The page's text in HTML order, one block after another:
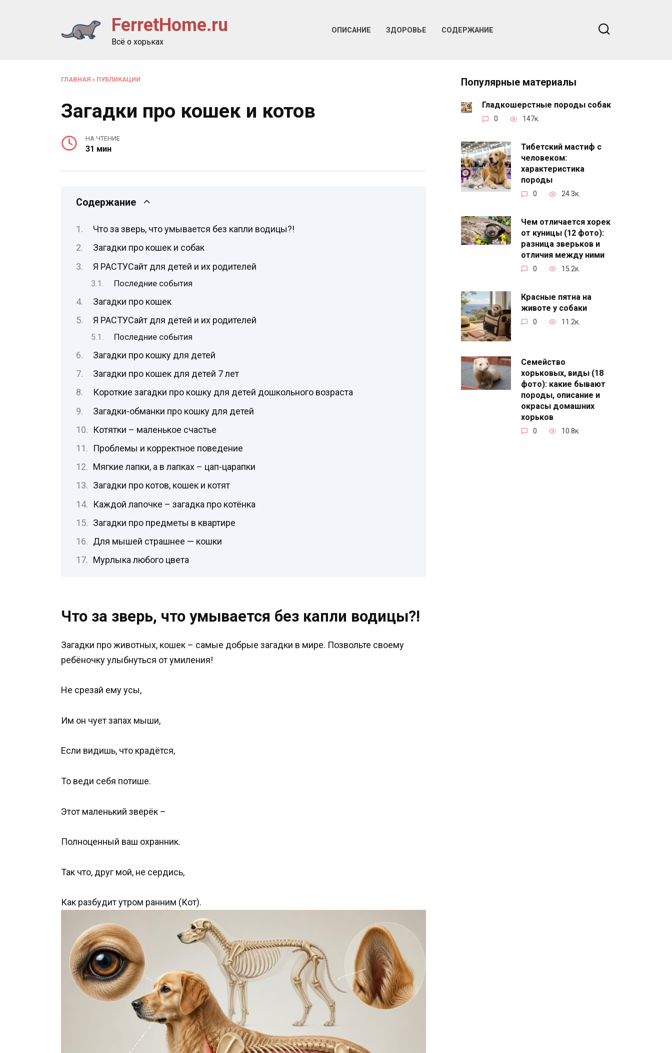
FerretHome.ru
Всё о хорьках
ОПИСАНИЕ ЗДОРОВЬЕ СОДЕРЖАНИЕ
ГЛАВНАЯ » ПУБЛИКАЦИИ
Загадки про кошек и котов
НА ЧТЕНИЕ
31 мин
Содержание
Что за зверь, что умывается без капли водицы?!
Загадки про кошек и собак
Я РАСТУСайт для детей и их родителей
Последние события
Загадки про кошек
Я РАСТУСайт для детей и их родителей
Последние события
Загадки про кошку для детей
Загадки про кошек для детей 7 лет
Короткие загадки про кошку для детей дошкольного возраста
Загадки-обманки про кошку для детей
Котятки – маленькое счастье
Проблемы и корректное поведение
Мягкие лапки, а в лапках – цап-царапки
Загадки про котов, кошек и котят
Каждой лапочке – загадка про котёнка
Загадки про предметы в квартире
Для мышей страшнее — кошки
Мурлыка любого цвета
Что за зверь, что умывается без капли водицы?!
Загадки про животных, кошек – самые добрые загадки в мире. Позвольте своему
ребёночку улыбнуться от умиления!
Не срезай ему усы,
Им он чует запах мыши,
Если видишь, что крадётся,
То веди себя потише.
Этот маленький зверёк –
Полноценный ваш охранник.
Так что, друг мой, не сердись,
Как разбудит утром ранним (Кот).
Популярные материалы
Гладкошерстные породы собак
0 147к.
Тибетский мастиф с
человеком:
характеристика
породы
0 24.3к.
Чем отличается хорек
от куницы (12 фото):
разница зверьков и
отличия между ними
0 15.2к.
Красные пятна на
животе у собаки
0 11.2к.
Семейство
хорьковых, виды (18
фото): какие бывают
породы, описание и
окрасы домашних
хорьков
0 10.8к.